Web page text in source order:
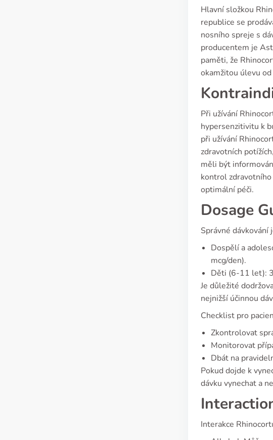
Hlavní složkou
republice se
nosního spreje s
producentem je
paměti, že
okamžitou úlevu
Při užívání
hypersenzitivitu k
při užívání
zdravotních
měli být
kontrol zdravotního
optimální péči.
Dosage
Správné
Dospělí a
mcg/den).
Děti (6-11 let):
Je důležité
nejnižší účinnou
Checklist pro
Zkontrolovat
Monitorovat
Dbát na
Pokud dojde k
dávku vynechat a
Interakce